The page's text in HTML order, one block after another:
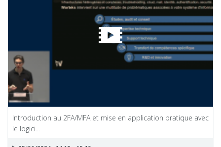
Introduction au 2FA/MFA et mise en application pratique avec
le logici...